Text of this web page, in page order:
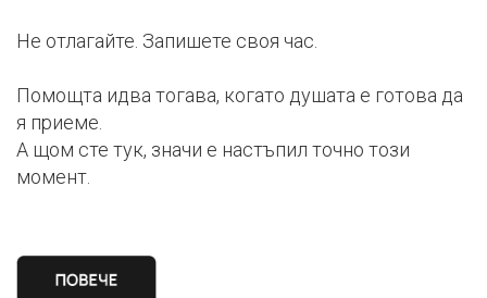
Не отлагайте. Запишете своя час.
Помощта идва тогава, когато душата е готова да
я приеме.
А щом сте тук, значи е настъпил точно този
момент.